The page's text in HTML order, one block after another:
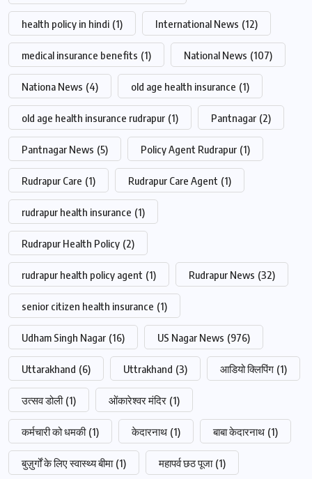
health policy in hindi (1) International News (12)
medical insurance benefits (1) National News (107)
Nationa News (4) old age health insurance (1)
old age health insurance rudrapur (1) Pantnagar (2)
Pantnagar News (5) Policy Agent Rudrapur (1)
Rudrapur Care (1) Rudrapur Care Agent (1)
rudrapur health insurance (1)
Rudrapur Health Policy (2)
rudrapur health policy agent (1) Rudrapur News (32)
senior citizen health insurance (1)
Udham Singh Nagar (16) US Nagar News (976)
Uttarakhand (6) Uttrakhand (3) आडियो क्लिपिंग (1)
उत्सव डोली (1) ओंकारेश्वर मंदिर (1)
कर्मचारी को धमकी (1) केदारनाथ (1) बाबा केदारनाथ (1)
बुज़ुर्गों के लिए स्वास्थ्य बीमा (1) महापर्व छठ पूजा (1)